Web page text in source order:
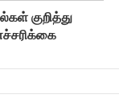
குறித்து